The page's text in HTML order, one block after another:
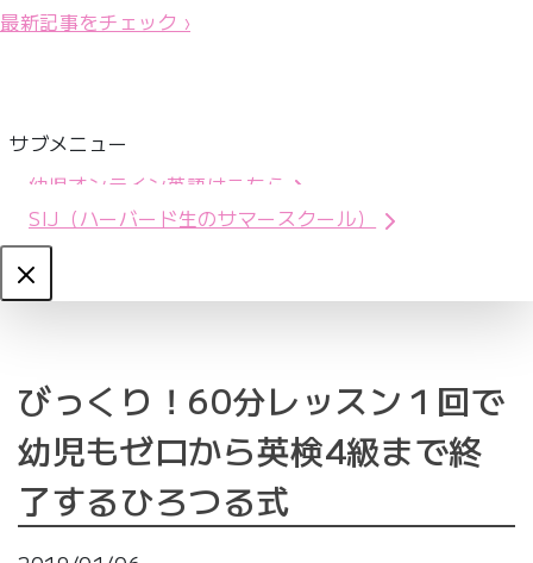
最新記事をチェック ›
サブメニュー
幼児オンライン英語はこちら
SIJ（ハーバード生のサマースクール）
Close
びっくり！60分レッスン１回で
幼児もゼロから英検4級まで終
了するひろつる式